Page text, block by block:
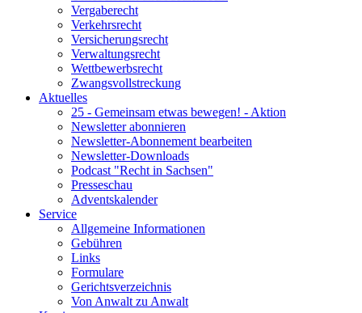
Vergaberecht
Verkehrsrecht
Versicherungsrecht
Verwaltungsrecht
Wettbewerbsrecht
Zwangsvollstreckung
Aktuelles
25 - Gemeinsam etwas bewegen! - Aktion
Newsletter abonnieren
Newsletter-Abonnement bearbeiten
Newsletter-Downloads
Podcast "Recht in Sachsen"
Presseschau
Adventskalender
Service
Allgemeine Informationen
Gebühren
Links
Formulare
Gerichtsverzeichnis
Von Anwalt zu Anwalt